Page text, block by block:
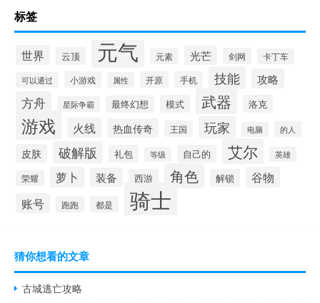
标签
世界 云顶 元气 元素 光芒 剑网 卡丁车
可以通过 小游戏 属性 开原 手机 技能 攻略
方舟 星际争霸 最终幻想 模式 武器 洛克
游戏 火线 热血传奇 王国 玩家 电脑 的人
皮肤 破解版 礼包 等级 自己的 艾尔 英雄
荣耀 萝卜 装备 西游 角色 解锁 谷物
账号 跑跑 都是 骑士
猜你想看的文章
古城逃亡攻略